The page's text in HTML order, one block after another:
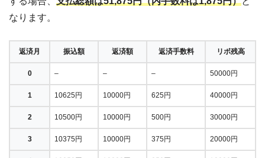
なります。
返済月 振込額 返済額 返済手数料 リボ残高
0 – – – 50000円
1 10625円 10000円 625円 40000円
2 10500円 10000円 500円 30000円
3 10375円 10000円 375円 20000円